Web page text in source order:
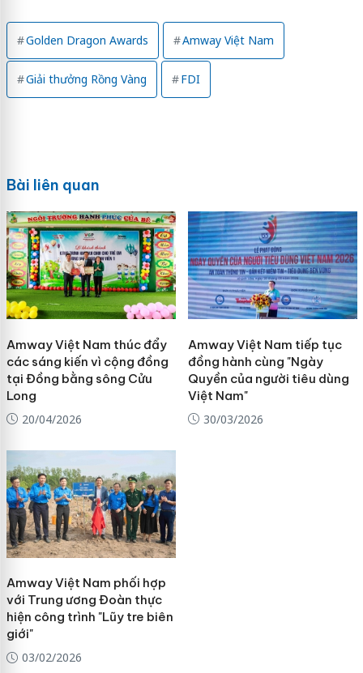
Golden Dragon Awards Amway Việt Nam
Giải thưởng Rồng Vàng FDI
Bài liên quan
Amway Việt Nam thúc đẩy
các sáng kiến vì cộng đồng
tại Đồng bằng sông Cửu
Long
20/04/2026
Amway Việt Nam tiếp tục
đồng hành cùng "Ngày
Quyền của người tiêu dùng
Việt Nam"
30/03/2026
Amway Việt Nam phối hợp
với Trung ương Đoàn thực
hiện công trình "Lũy tre biên
giới"
03/02/2026